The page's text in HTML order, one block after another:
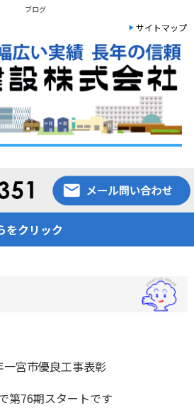
ブログ
サイトマップ
をクリック
一宮市優良工事表彰
第76期スタートです